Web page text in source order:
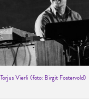
Torjus Vierli (foto: Birgit Fostervold)